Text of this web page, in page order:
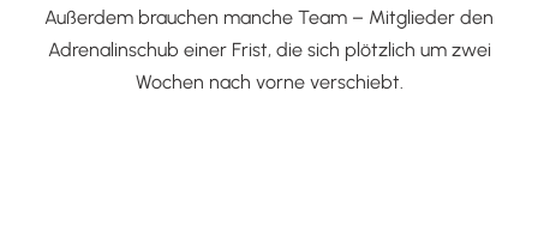
Außerdem brauchen manche Team – Mitglieder den
Adrenalinschub einer Frist, die sich plötzlich um zwei
Wochen nach vorne verschiebt.